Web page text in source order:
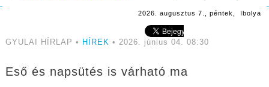
2026. augusztus 7., péntek, Ibolya
GYULAI HÍRLAP • HÍREK • 2026. június 04. 08:30
Eső és napsütés is várható ma